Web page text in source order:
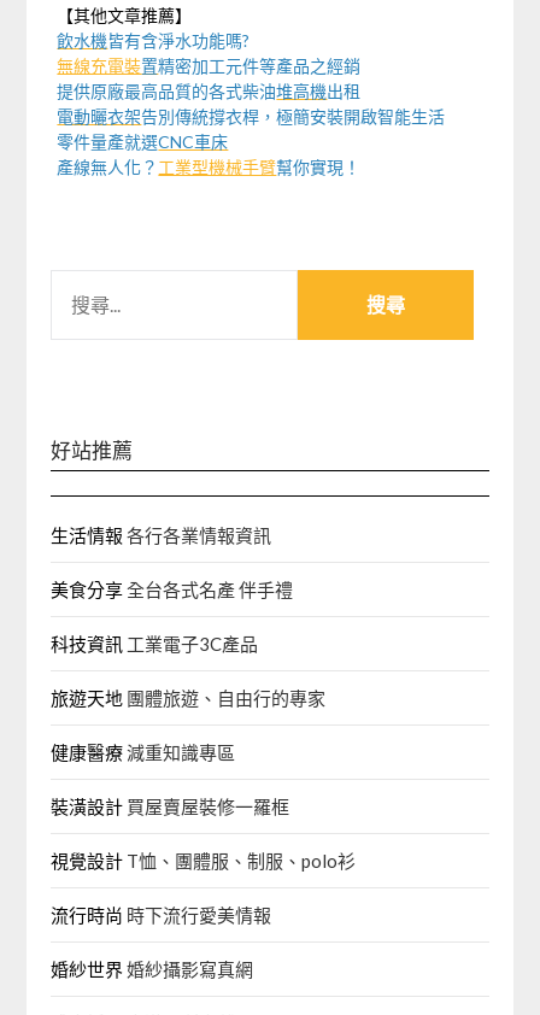
【其他文章推薦】
飲水機皆有含淨水功能嗎?
無線充電裝置精密加工元件等產品之經銷
提供原廠最高品質的各式柴油堆高機出租
電動曬衣架告別傳統撐衣桿，極簡安裝開啟智能生活
零件量產就選CNC車床
產線無人化？ 工業型機械手臂幫你實現！
關
好站推薦
生活情報 各行各業情報資訊
美食分享全台各式名產 伴手禮
科技資訊 工業電子3C產品
旅遊天地 團體旅遊、自由行的專家‎
健康醫療減重知識專區
裝潢設計 買屋賣屋裝修一羅框
視覺設計 T恤、團體服、制服、polo衫
流行時尚 時下流行愛美情報
婚紗世界婚紗攝影寫真網